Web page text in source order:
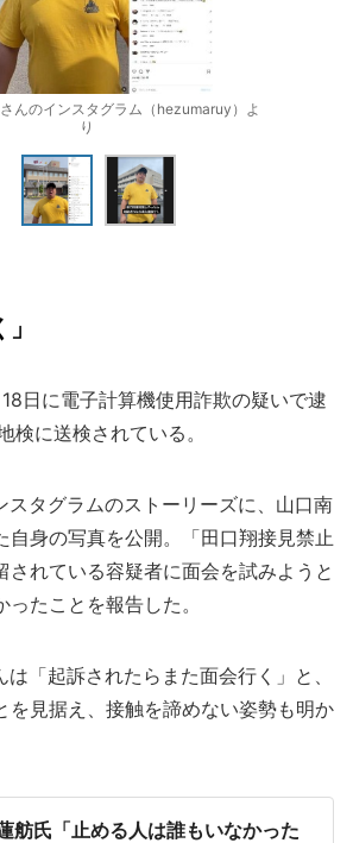
んのインスタグラム（hezumaruy）よ
り
日に電子計算機使用詐欺の疑いで逮
検に送検されている。
タグラムのストーリーズに、山口南
自身の写真を公開。「田口翔接見禁止
されている容疑者に面会を試みようと
たことを報告した。
「起訴されたらまた面会行く」と、
を見据え、接触を諦めない姿勢も明か
舫氏「止める人は誰もいなかった